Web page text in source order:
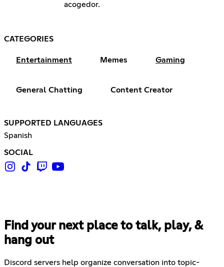
acogedor.
CATEGORIES
Entertainment Memes Gaming
General Chatting Content Creator
SUPPORTED LANGUAGES
Spanish
SOCIAL
Find your next place to talk, play, &
hang out
Discord servers help organize conversation into topic-